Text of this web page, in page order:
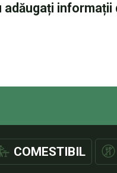
COMESTIBIL